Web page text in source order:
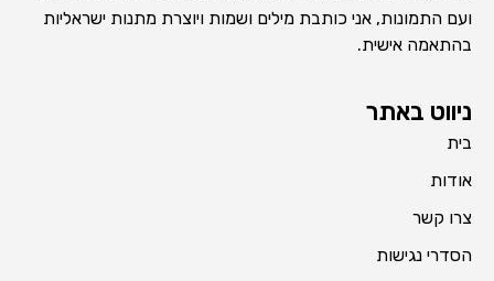
ועם התמונות, אני כותבת מילים ושמות ויוצרת מתנות ישראליות
בהתאמה אישית.
ניווט באתר
בית
אודות
צרו קשר
הסדרי נגישות